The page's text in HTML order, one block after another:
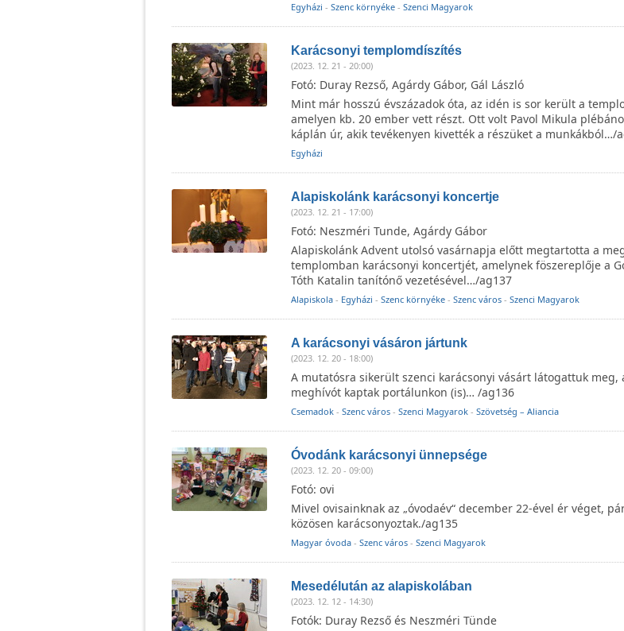
Egyházi - Szenc környéke- Szenci Magyarok
Karácsonyi templomdíszítés
(2023. 12. 21 - 20:00)
Fotó: Duray Rezső, Agárdy Gábor, Gál László
Mint már hosszú évszázadok óta, az idén is sor került a
amelyen kb. 20 ember vett részt. Ott volt Pavol Mikula
káplán úr, akik tevékenyen kivették a részüket a munkákból…/
Egyházi
Alapiskolánk karácsonyi koncertje
(2023. 12. 21 - 17:00)
Fotó: Neszméri Tunde, Agárdy Gábor
Alapiskolánk Advent utolsó vasárnapja előtt megtartotta a
templomban karácsonyi koncertjét, amelynek föszereplője a
Tóth Katalin tanítónő vezetésével…/ag137
Alapiskola- Egyházi - Szenc környéke- Szenc város- Szenci Magyarok
A karácsonyi vásáron jártunk
(2023. 12. 20 - 18:00)
A mutatósra sikerült szenci karácsonyi vásárt látogattuk meg,
meghívót kaptak portálunkon (is)… /ag136
Csemadok- Szenc város- Szenci Magyarok- Szövetség – Aliancia
Óvodánk karácsonyi ünnepsége
(2023. 12. 20 - 09:00)
Fotó: ovi
Mivel ovisainknak az „óvodaév“ december 22-ével ér véget,
közösen karácsonyoztak./ag135
Magyar óvoda- Szenc város- Szenci Magyarok
Mesedélután az alapiskolában
(2023. 12. 12 - 14:30)
Fotók: Duray Rezső és Neszméri Tünde